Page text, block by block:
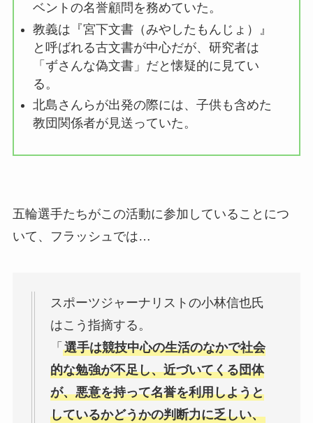
ベントの名誉顧問を務めていた。
教義は『宮下文書（みやしたもんじょ）』
と呼ばれる古文書が中心だが、研究者は
「ずさんな偽文書」だと懐疑的に見てい
る。
北島さんらが出発の際には、子供も含めた
教団関係者が見送っていた。
五輪選手たちがこの活動に参加していることにつ
いて、フラッシュでは…
スポーツジャーナリストの小林信也氏
はこう指摘する。
「 選手は競技中心の生活のなかで社会
的な勉強が不足し、近づいてくる団体
が、悪意を持って名誉を利用しようと
しているかどうかの判断力に乏しい、